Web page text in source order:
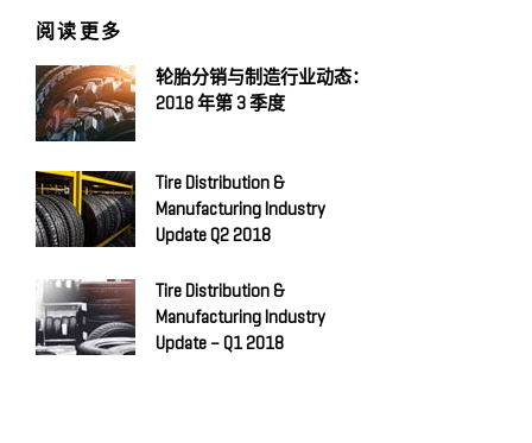
阅读更多
轮胎分销与制造行业动态：
2018 年第 3 季度
Tire Distribution &
Manufacturing Industry
Update Q2 2018
Tire Distribution &
Manufacturing Industry
Update – Q1 2018